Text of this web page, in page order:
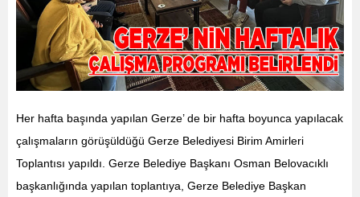
Her hafta başında yapılan Gerze’ de bir hafta boyunca yapılacak
çalışmaların görüşüldüğü Gerze Belediyesi Birim Amirleri
Toplantısı yapıldı. Gerze Belediye Başkanı Osman Belovacıklı
başkanlığında yapılan toplantıya, Gerze Belediye Başkan